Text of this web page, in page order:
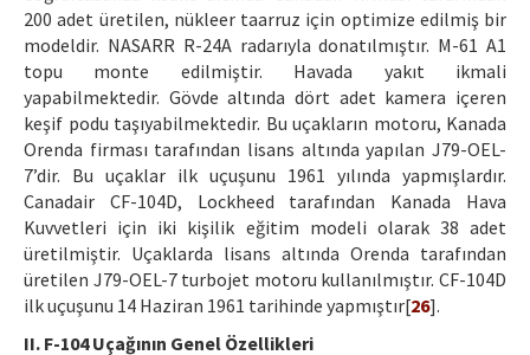
200 adet üretilen, nükleer taarruz için optimize edilmiş bir
modeldir. NASARR R-24A radarıyla donatılmıştır. M-61 A1
topu monte edilmiştir. Havada yakıt ikmali
yapabilmektedir. Gövde altında dört adet kamera içeren
keşif podu taşıyabilmektedir. Bu uçakların motoru, Kanada
Orenda firması tarafından lisans altında yapılan J79-OEL-
7’dir. Bu uçaklar ilk uçuşunu 1961 yılında yapmışlardır.
Canadair CF-104D, Lockheed tarafından Kanada Hava
Kuvvetleri için iki kişilik eğitim modeli olarak 38 adet
üretilmiştir. Uçaklarda lisans altında Orenda tarafından
üretilen J79-OEL-7 turbojet motoru kullanılmıştır. CF-104D
ilk uçuşunu 14 Haziran 1961 tarihinde yapmıştır[26].
II. F-104 Uçağının Genel Özellikleri